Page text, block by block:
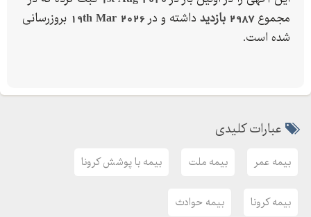
مجموع2987 بازدید داشته و در 19th Mar 2026 بروزرسانی
شده است.
عبارات کلیدی
بیمه عمر بیمه ملت بیمه با پوشش کرونا
بیمه کرونا بیمه حوادث